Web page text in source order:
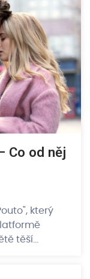
Co od něj
který
těší…